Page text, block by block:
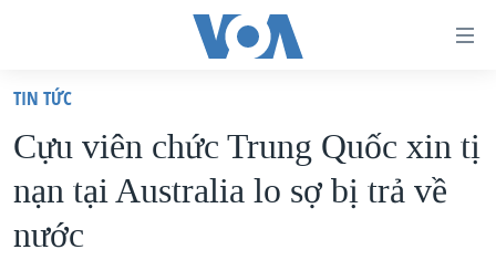
truy
cập
Tới
nội
VIỆT NAM
HOA KỲ
BIỂN ĐÔNG
TIN TỨC
Cựu viên chức Trung Quốc xin tị
nạn tại Australia lo sợ bị trả về
nước